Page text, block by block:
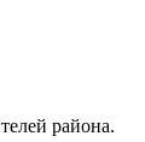
района.